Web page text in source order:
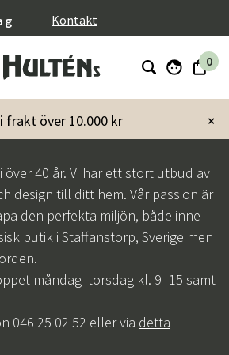
Kontakt
0
×
frakt över 10.000 kr
40 år. Vi har ett stort utbud av
design till ditt hem. Vår passion är
den perfekta miljön, både inne
butik i Staffanstorp, Sverige men
måndag–torsdag kl. 9–15 samt
046 25 02 52 eller via detta